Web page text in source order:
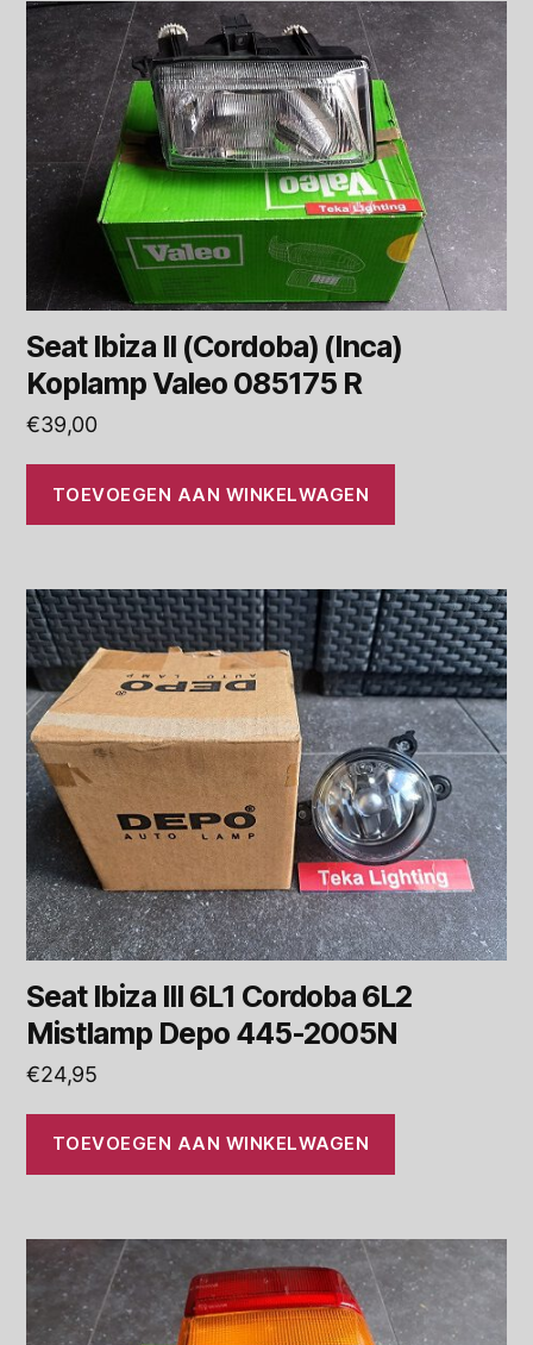
Seat Ibiza II (Cordoba) (Inca)
Koplamp Valeo 085175 R
€39,00
TOEVOEGEN AAN WINKELWAGEN
Seat Ibiza III 6L1 Cordoba 6L2
Mistlamp Depo 445-2005N
€24,95
TOEVOEGEN AAN WINKELWAGEN